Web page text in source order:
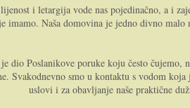
i letargija vode nas pojedinačno, a i
imamo. Naša domovina je jedno divno
dio Poslanikove poruke koju često
Svakodnevno smo u kontaktu s vodom
uslovi i za obavljanje naše praktične